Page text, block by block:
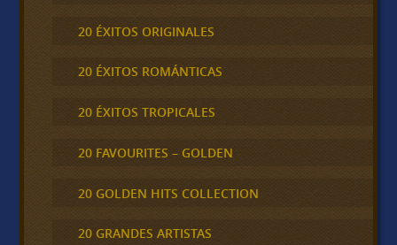
20 ÉXITOS ORIGINALES
20 ÉXITOS ROMÁNTICAS
20 ÉXITOS TROPICALES
20 FAVOURITES – GOLDEN
20 GOLDEN HITS COLLECTION
20 GRANDES ARTISTAS